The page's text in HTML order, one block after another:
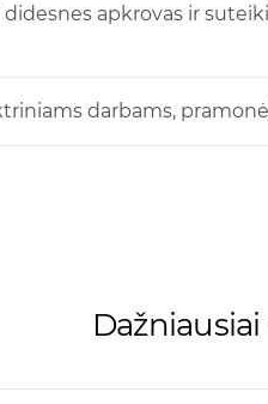
didesnes apkrovas ir
darbams,